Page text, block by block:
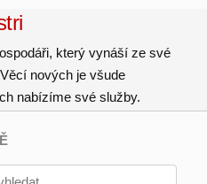
který vynáší ze své
nových je všude
nabízíme své služby.